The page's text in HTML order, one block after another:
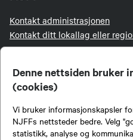
Denne nettsiden bruker
(cookies)
Vi bruker informasjonskapsler
NJFFs nettsteder bedre. Velg
statistikk, analyse og
95808779
Send epost
Kristen
Barne- og
45473683
Send epost
Kontakt administrasjonen
Kontakt ditt lokallag eller
Om oss
Tillitsvalgt
Jakt- og Fiskesenteret
Personvernerklæring
Medlemsvilkår